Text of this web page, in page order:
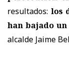
resultados: los
han bajado un
alcalde Jaime